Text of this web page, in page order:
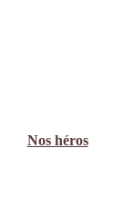
Nos héros